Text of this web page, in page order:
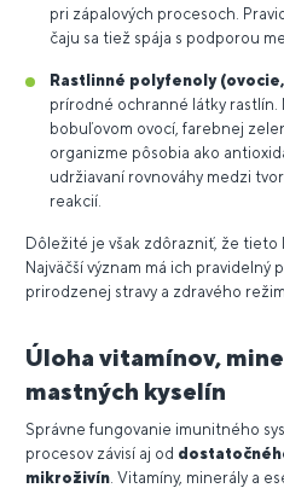
pri zápalových procesoch.
čaju sa tiež spája s podporou
Rastlinné polyfenoly
prírodné ochranné látky rastlín.
bobuľovom ovocí, farebnej
organizme pôsobia ako
udržiavaní rovnováhy medzi
reakcií.
Dôležité je však zdôrazniť, že tieto
Najväčší význam má ich pravidelný
prirodzenej stravy a zdravého
Úloha vitamínov,
mastných kyselín
Správne fungovanie imunitného
procesov závisí aj od
mikroživín . Vitamíny, minerály a